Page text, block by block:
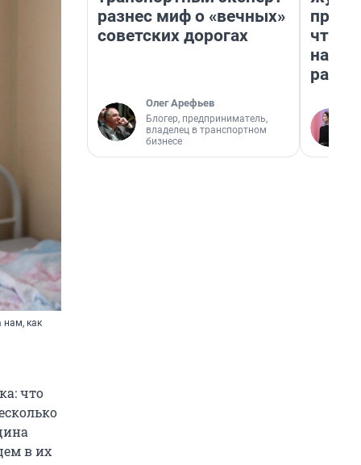
нам, как
что
в их
разнес миф о «вечных»
советских дорогах
Олег Арефьев
Блогер, предприниматель,
владелец в транспортном
бизнесе
на
ради